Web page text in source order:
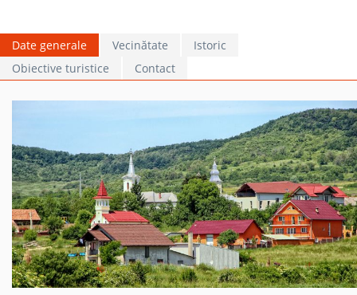
Date generale Vecinătate
Istoric
Obiective turistice
Contact